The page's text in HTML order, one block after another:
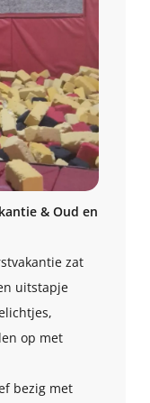
& Oud en
zat
uitstapje
op met
bezig met